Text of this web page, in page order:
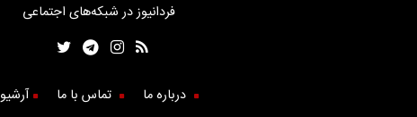
فردانیوز در شبکه‌های اجتماعی
درباره ما تماس با ما آرشیو